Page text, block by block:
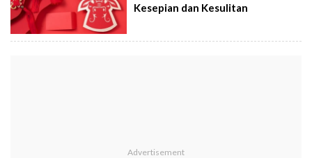
Kesepian dan Kesulitan